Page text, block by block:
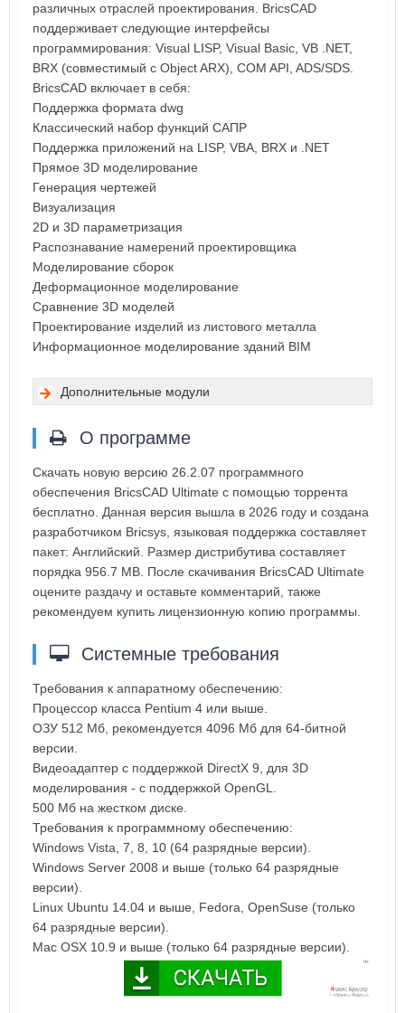
различных отраслей проектирования. BricsCAD
поддерживает следующие интерфейсы
программирования: Visual LISP, Visual Basic, VB .NET,
BRX (совместимый с Object ARX), COM API, ADS/SDS.
BricsCAD включает в себя:
Поддержка формата dwg
Классический набор функций САПР
Поддержка приложений на LISP, VBA, BRX и .NET
Прямое 3D моделирование
Генерация чертежей
Визуализация
2D и 3D параметризация
Распознавание намерений проектировщика
Моделирование сборок
Деформационное моделирование
Сравнение 3D моделей
Проектирование изделий из листового металла
Информационное моделирование зданий BIM
Дополнительные модули
О программе
Скачать новую версию 26.2.07 программного
обеспечения BricsCAD Ultimate с помощью торрента
бесплатно. Данная версия вышла в 2026 году и создана
разработчиком Bricsys, языковая поддержка составляет
пакет: Английский. Размер дистрибутива составляет
порядка 956.7 MB. После скачивания BricsCAD Ultimate
оцените раздачу и оставьте комментарий, также
рекомендуем купить лицензионную копию программы.
Системные требования
Требования к аппаратному обеспечению:
Процессор класса Pentium 4 или выше.
ОЗУ 512 Мб, рекомендуется 4096 Мб для 64-битной
версии.
Видеоадаптер с поддержкой DirectX 9, для 3D
моделирования - с поддержкой OpenGL.
500 Мб на жестком диске.
Требования к программному обеспечению:
Windows Vista, 7, 8, 10 (64 разрядные версии).
Windows Server 2008 и выше (только 64 разрядные
версии).
Linux Ubuntu 14.04 и выше, Fedora, OpenSuse (только
64 разрядные версии).
Mac OSX 10.9 и выше (только 64 разрядные версии).